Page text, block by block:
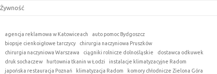
Żywność
agencja reklamowa w Katowiceach
auto pomoc Bydgoszcz
biopsje cienkoigłowe tarczycy
chirurgia naczyniowa Pruszków
chirurgia naczyniowa Warszawa
ciągniki rolnicze dolnośląskie
dostawca odkuwek
druk sochaczew
hurtownia tkanin w Łodzi
instalacje klimatyzacyjne Radom
japońska restauracja Poznań
klimatyzacja Radom komory chłodnicze Zielona Góra